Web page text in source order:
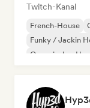
Twitch-Kanal
French-House
Funky / Jackin
Organischer